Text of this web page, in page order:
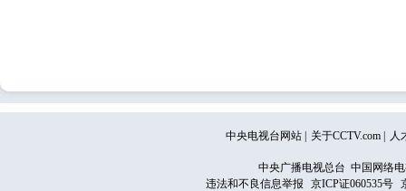
中央电视台网站 关于CCTV.com 人
中央广播电视总台 中国网络
违法和不良信息举报
京ICP证060535号